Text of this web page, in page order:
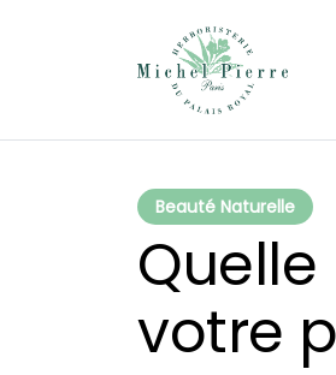
Beauté Naturelle
votre